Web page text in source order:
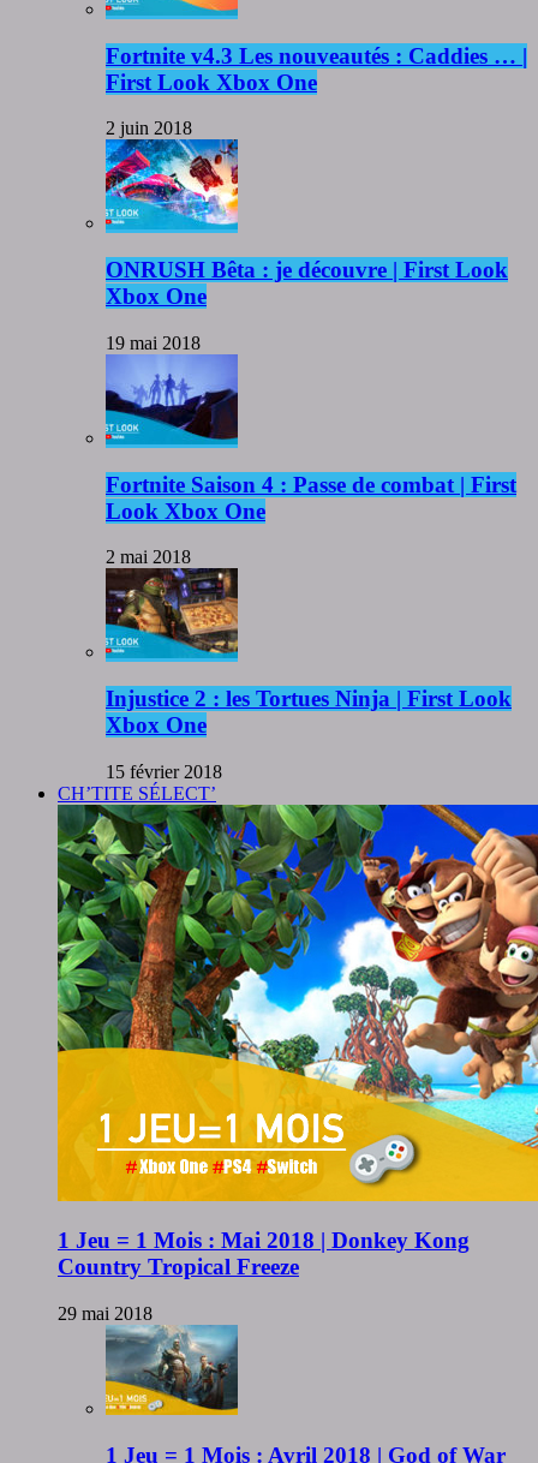
Fortnite v4.3 Les nouveautés : Caddies … |
First Look Xbox One
2 juin 2018
ONRUSH Bêta : je découvre | First Look
Xbox One
19 mai 2018
Fortnite Saison 4 : Passe de combat | First
Look Xbox One
2 mai 2018
Injustice 2 : les Tortues Ninja | First Look
Xbox One
15 février 2018
CH’TITE SÉLECT’
1 Jeu = 1 Mois : Mai 2018 | Donkey Kong
Country Tropical Freeze
29 mai 2018
1 Jeu = 1 Mois : Avril 2018 | God of War